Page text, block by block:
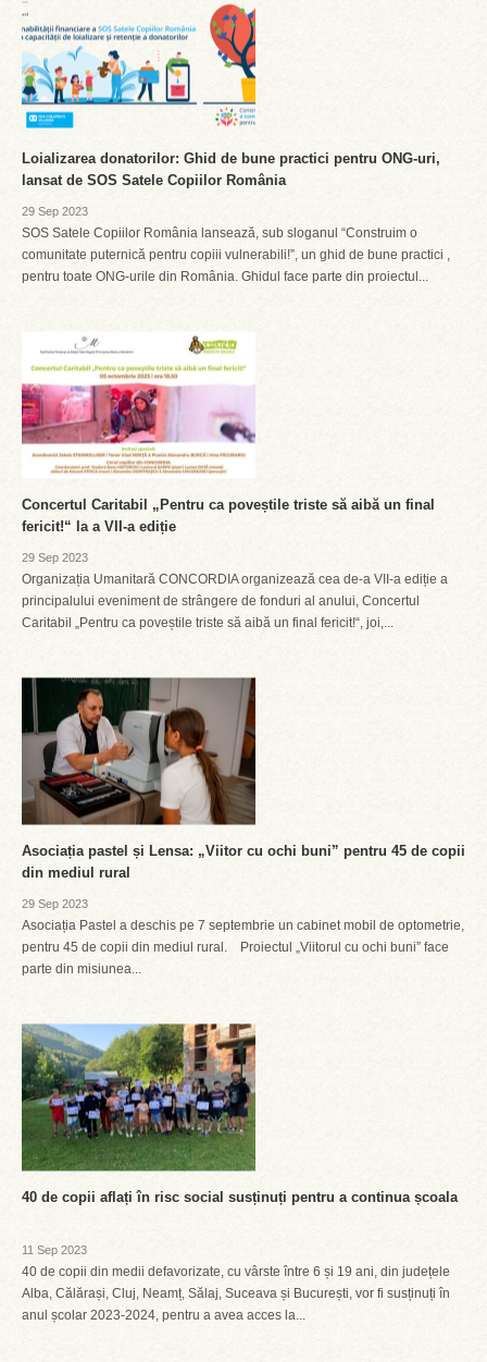
Loializarea donatorilor: Ghid de bune practici pentru ONG-uri,
lansat de SOS Satele Copiilor România
29 Sep 2023
SOS Satele Copiilor România lansează, sub sloganul “Construim o
comunitate puternică pentru copiii vulnerabili!”, un ghid de bune practici ,
pentru toate ONG-urile din România. Ghidul face parte din proiectul...
Concertul Caritabil „Pentru ca poveștile triste să aibă un final
fericit!“ la a VII-a ediție
29 Sep 2023
Organizația Umanitară CONCORDIA organizează cea de-a VII-a ediție a
principalului eveniment de strângere de fonduri al anului, Concertul
Caritabil „Pentru ca poveștile triste să aibă un final fericit!“, joi,...
Asociația pastel și Lensa: „Viitor cu ochi buni” pentru 45 de copii
din mediul rural
29 Sep 2023
Asociația Pastel a deschis pe 7 septembrie un cabinet mobil de optometrie,
pentru 45 de copii din mediul rural. Proiectul „Viitorul cu ochi buni” face
parte din misiunea...
40 de copii aflați în risc social susținuți pentru a continua școala
11 Sep 2023
40 de copii din medii defavorizate, cu vârste între 6 și 19 ani, din județele
Alba, Călărași, Cluj, Neamț, Sălaj, Suceava și București, vor fi susținuți în
anul școlar 2023-2024, pentru a avea acces la...